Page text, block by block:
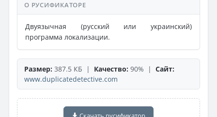
О РУСИФИКАТОРЕ
Двуязычная (русский или украинский)
программа локализации.
Размер: 387.5 КБ | Качество: 90% | Сайт:
www.duplicatedetective.com